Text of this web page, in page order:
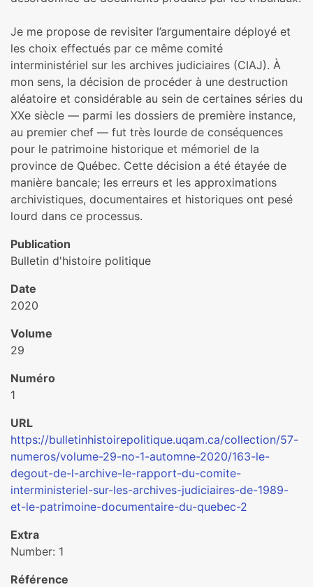
Je me propose de revisiter l’argumentaire déployé et
les choix effectués par ce même comité
interministériel sur les archives judiciaires (CIAJ). À
mon sens, la décision de procéder à une destruction
aléatoire et considérable au sein de certaines séries du
XXe siècle — parmi les dossiers de première instance,
au premier chef — fut très lourde de conséquences
pour le patrimoine historique et mémoriel de la
province de Québec. Cette décision a été étayée de
manière bancale; les erreurs et les approximations
archivistiques, documentaires et historiques ont pesé
lourd dans ce processus.
Publication
Bulletin d'histoire politique
Date
2020
Volume
29
Numéro
1
URL
https://bulletinhistoirepolitique.uqam.ca/collection/57-
numeros/volume-29-no-1-automne-2020/163-le-
degout-de-l-archive-le-rapport-du-comite-
interministeriel-sur-les-archives-judiciaires-de-1989-
et-le-patrimoine-documentaire-du-quebec-2
Extra
Number: 1
Référence